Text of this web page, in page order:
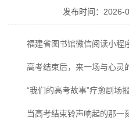
发布时间：2026-
福建省图书馆微信阅读小程
高考结束后，来一场与心灵
“我们的高考故事”疗愈剧场
当高考结束铃声响起的那一